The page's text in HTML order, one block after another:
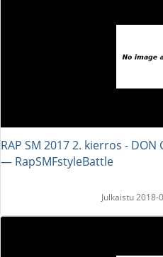
RAP SM 2017 2. kierros - DON
― RapSMFstyleBattle
Julkaistu